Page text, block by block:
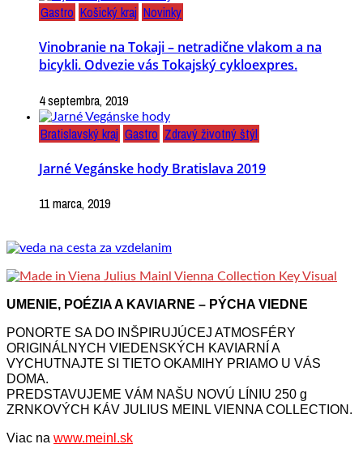
Gastro Košický kraj Novinky
Vinobranie na Tokaji – netradične vlakom a na
bicykli. Odvezie vás Tokajský cykloexpres.
4 septembra, 2019
Bratislavský kraj Gastro Zdravý životný štýl
Jarné Vegánske hody Bratislava 2019
11 marca, 2019
UMENIE, POÉZIA A KAVIARNE – PÝCHA VIEDNE
PONORTE SA DO INŠPIRUJÚCEJ ATMOSFÉRY
ORIGINÁLNYCH VIEDENSKÝCH KAVIARNÍ A
VYCHUTNAJTE SI TIETO OKAMIHY PRIAMO U VÁS
DOMA.
PREDSTAVUJEME VÁM NAŠU NOVÚ LÍNIU 250 g
ZRNKOVÝCH KÁV JULIUS MEINL VIENNA COLLECTION.
Viac na www.meinl.sk